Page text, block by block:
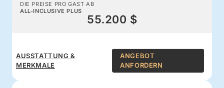
DIE PREISE PRO GAST AB
ALL-INCLUSIVE PLUS
55.200 $
AUSSTATTUNG &
MERKMALE
ANGEBOT
ANFORDERN